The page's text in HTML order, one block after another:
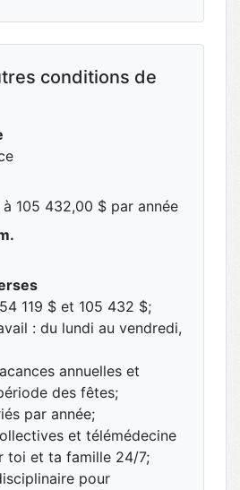
conditions de
105 432,00 $ par année
119 $ et 105 432 $;
: du lundi au vendredi,
annuelles et
des fêtes;
par année;
et télémédecine
toi et ta famille 24/7;
pour